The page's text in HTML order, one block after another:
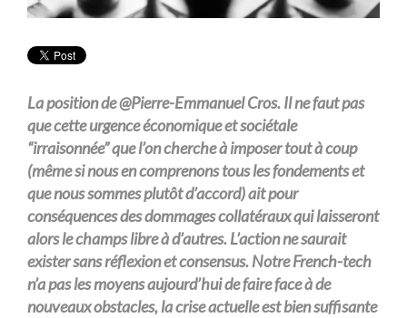
La position de @Pierre-Emmanuel Cros. Il ne faut pas
que cette urgence économique et sociétale
“irraisonnée” que l’on cherche à imposer tout à coup
(même si nous en comprenons tous les fondements et
que nous sommes plutôt d’accord) ait pour
conséquences des dommages collatéraux qui laisseront
alors le champs libre à d’autres. L’action ne saurait
exister sans réflexion et consensus. Notre French-tech
n’a pas les moyens aujourd’hui de faire face à de
nouveaux obstacles, la crise actuelle est bien suffisante